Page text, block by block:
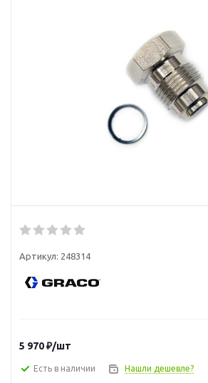
Артикул: 248314
5 970₽/шт
Есть в наличии Нашли дешевле?